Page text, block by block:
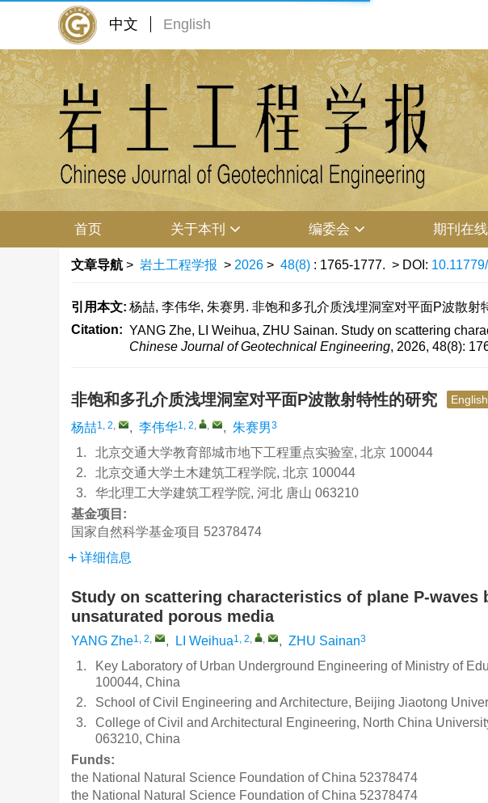
中文 English
首页 关于本刊 编委会 期刊在线
文章导航 > 岩土工程学报 > 2026 > 48(8) : 1765-1777. > DOI:
引用本文: 杨喆, 李伟华, 朱赛男. 非饱和多孔介质浅埋洞室对平面P波散
Citation: YANG Zhe, LI Weihua, ZHU Sainan. Study on scattering
Chinese Journal of Geotechnical Engineering, 2026, 48(8):
非饱和多孔介质浅埋洞室对平面P波散射特性的研究
杨喆1, 2, , 李伟华1, 2, , , 朱赛男3
1.
北京交通大学教育部城市地下工程重点实验室, 北京 100044
2.
北京交通大学土木建筑工程学院, 北京 100044
3.
华北理工大学建筑工程学院, 河北 唐山 063210
基金项目:
国家自然科学基金项目 52378474
详细信息
Study on scattering characteristics of plane P-
unsaturated porous media
YANG Zhe1, 2, , LI Weihua1, 2, , , ZHU Sainan3
1.
Key Laboratory of Urban Underground Engineering of Ministry of
100044, China
2.
School of Civil Engineering and Architecture, Beijing Jiaotong
3.
College of Civil and Architectural Engineering, North China
063210, China
Funds:
the National Natural Science Foundation of China 52378474
the National Natural Science Foundation of China 52378474